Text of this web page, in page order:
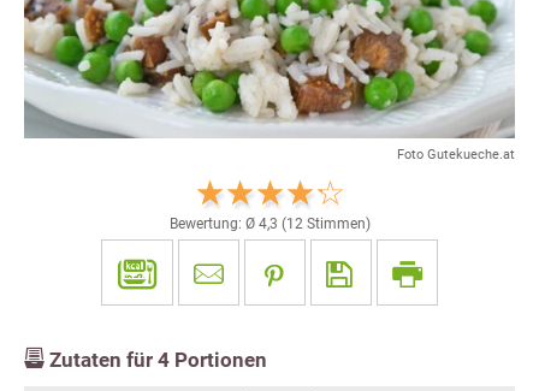
Foto Gutekueche.at
Bewertung: Ø 4,3 (12Stimmen)
Zutaten für 4 Portionen